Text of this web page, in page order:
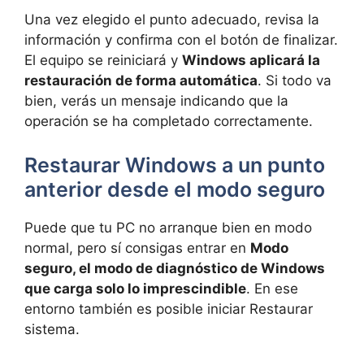
Una vez elegido el punto adecuado, revisa la
información y confirma con el botón de finalizar.
El equipo se reiniciará y Windows aplicará la
restauración de forma automática. Si todo va
bien, verás un mensaje indicando que la
operación se ha completado correctamente.
Restaurar Windows a un punto
anterior desde el modo seguro
Puede que tu PC no arranque bien en modo
normal, pero sí consigas entrar en Modo
seguro, el modo de diagnóstico de Windows
que carga solo lo imprescindible. En ese
entorno también es posible iniciar Restaurar
sistema.